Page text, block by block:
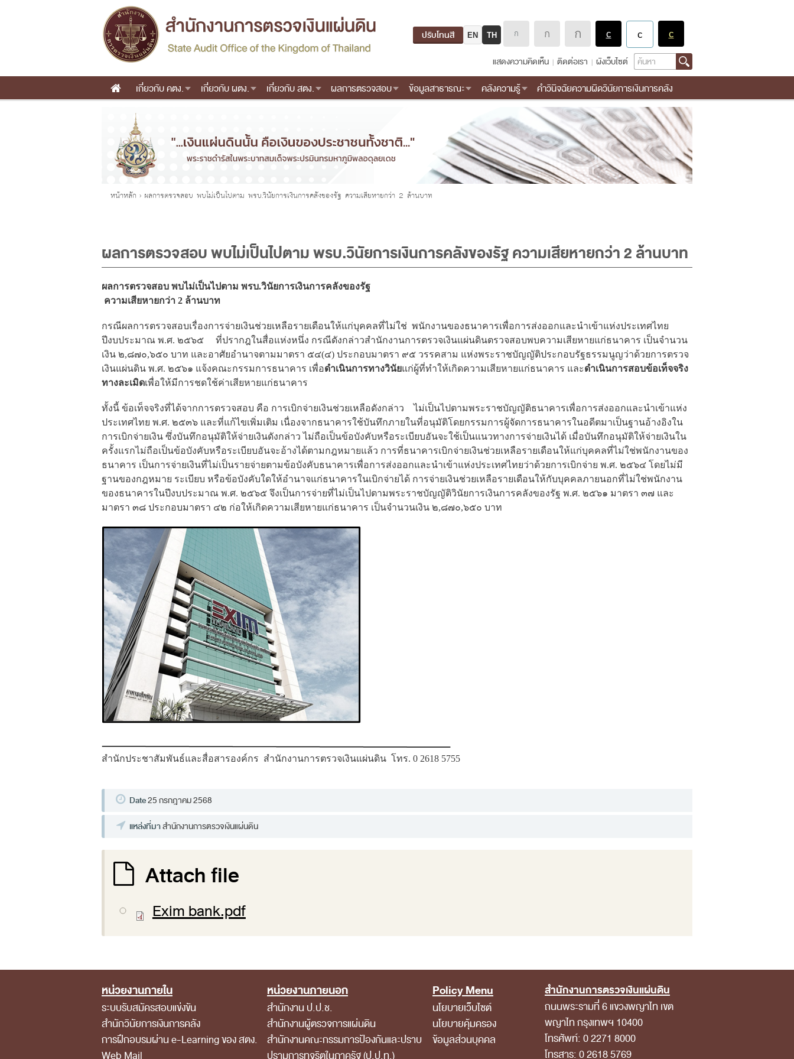
ปรับโทนสี EN TH
Search
แสดงความคิดเห็น ติดต่อเรา ผังเว็บไซต์
Main menu
เกี่ยวกับ คตง. เกี่ยวกับ ผตง. เกี่ยวกับ สตง. ผลการตรวจสอบ ข้อมูลสาธารณะ คลังความรู้ คำวินิจฉัยความผิดวินัยการเงินการคลัง
คุณอยู่ที่
หน้าหลัก › ผลการตรวจสอบ พบไม่เป็นไปตาม พรบ.วินัยการเงินการคลังของรัฐ ความเสียหายกว่า 2 ล้านบาท
ผลการตรวจสอบ พบไม่เป็นไปตาม พรบ.วินัยการเงินการคลังของรัฐ ความเสียหายกว่า 2 ล้านบาท
ผลการตรวจสอบ พบไม่เป็นไปตาม พรบ.วินัยการเงินการคลังของรัฐ
ความเสียหายกว่า 2 ล้านบาท
กรณีผลการตรวจสอบเรื่องการจ่ายเงินช่วยเหลือรายเดือนให้แก่บุคคลที่ไม่ใช่ พนักงานของธนาคารเพื่อการส่งออกและนำเข้าแห่งประเทศไทย
ปีงบประมาณ พ.ศ. ๒๕๖๕ ที่ปรากฎในสื่อแห่งหนึ่ง กรณีดังกล่าวสำนักงานการตรวจเงินแผ่นดินตรวจสอบพบความเสียหายแก่ธนาคาร เป็นจำนวน
เงิน ๒,๘๗๐,๖๕๐ บาท และอาศัยอำนาจตามมาตรา ๕๔(๔) ประกอบมาตรา ๙๕ วรรคสาม แห่งพระราชบัญญัติประกอบรัฐธรรมนูญว่าด้วยการตรวจ
เงินแผ่นดิน พ.ศ. ๒๕๖๑ แจ้งคณะกรรมการธนาคาร เพื่อดำเนินการทางวินัยแก่ผู้ที่ทำให้เกิดความเสียหายแก่ธนาคาร และดำเนินการสอบข้อเท็จจริง
ทางละเมิดเพื่อให้มีการชดใช้ค่าเสียหายแก่ธนาคาร
ทั้งนี้ ข้อเท็จจริงที่ได้จากการตรวจสอบ คือ การเบิกจ่ายเงินช่วยเหลือดังกล่าว ไม่เป็นไปตามพระราชบัญญัติธนาคารเพื่อการส่งออกและนำเข้าแห่ง
ประเทศไทย พ.ศ. ๒๕๓๖ และที่แก้ไขเพิ่มเติม เนื่องจากธนาคารใช้บันทึกภายในที่อนุมัติโดยกรรมการผู้จัดการธนาคารในอดีตมาเป็นฐานอ้างอิงใน
การเบิกจ่ายเงิน ซึ่งบันทึกอนุมัติให้จ่ายเงินดังกล่าว ไม่ถือเป็นข้อบังคับหรือระเบียบอันจะใช้เป็นแนวทางการจ่ายเงินได้ เมื่อบันทึกอนุมัติให้จ่ายเงินใน
ครั้งแรกไม่ถือเป็นข้อบังคับหรือระเบียบอันจะอ้างได้ตามกฎหมายแล้ว การที่ธนาคารเบิกจ่ายเงินช่วยเหลือรายเดือนให้แก่บุคคลที่ไม่ใช่พนักงานของ
ธนาคาร เป็นการจ่ายเงินที่ไม่เป็นรายจ่ายตามข้อบังคับธนาคารเพื่อการส่งออกและนำเข้าแห่งประเทศไทยว่าด้วยการเบิกจ่าย พ.ศ. ๒๕๖๔ โดยไม่มี
ฐานของกฎหมาย ระเบียบ หรือข้อบังคับใดให้อำนาจแก่ธนาคารในเบิกจ่ายได้ การจ่ายเงินช่วยเหลือรายเดือนให้กับบุคคลภายนอกที่ไม่ใช่พนักงาน
ของธนาคารในปีงบประมาณ พ.ศ. ๒๕๖๕ จึงเป็นการจ่ายที่ไม่เป็นไปตามพระราชบัญญัติวินัยการเงินการคลังของรัฐ พ.ศ. ๒๕๖๑ มาตรา ๓๗ และ
มาตรา ๓๘ ประกอบมาตรา ๔๒ ก่อให้เกิดความเสียหายแก่ธนาคาร เป็นจำนวนเงิน ๒,๘๗๐,๖๕๐ บาท
สำนักประชาสัมพันธ์และสื่อสารองค์กร สำนักงานการตรวจเงินแผ่นดิน โทร. 0 2618 5755
Date25 กรกฎาคม 2568
แหล่งที่มาสำนักงานการตรวจเงินแผ่นดิน
Attach file
Exim bank.pdf
Footer Menu
หน่วยงานภายใน
ระบบรับสมัครสอบแข่งขัน
สำนักวินัยการเงินการคลัง
การฝึกอบรมผ่าน e-Learning ของ สตง.
Web Mail
หน่วยงานภายนอก
สำนักงาน ป.ป.ช.
สำนักงานผู้ตรวจการแผ่นดิน
สำนักงานคณะกรรมการป้องกันและปราบ
ปรามการทุจริตในภาครัฐ (ป.ป.ท.)
Policy Menu
นโยบายเว็บไซต์
นโยบายคุ้มครอง
ข้อมูลส่วนบุคคล
สำนักงานการตรวจเงินแผ่นดิน
ถนนพระรามที่ 6 แขวงพญาไท เขต
พญาไท กรุงเทพฯ 10400
โทรศัพท์: 0 2271 8000
โทรสาร: 0 2618 5769